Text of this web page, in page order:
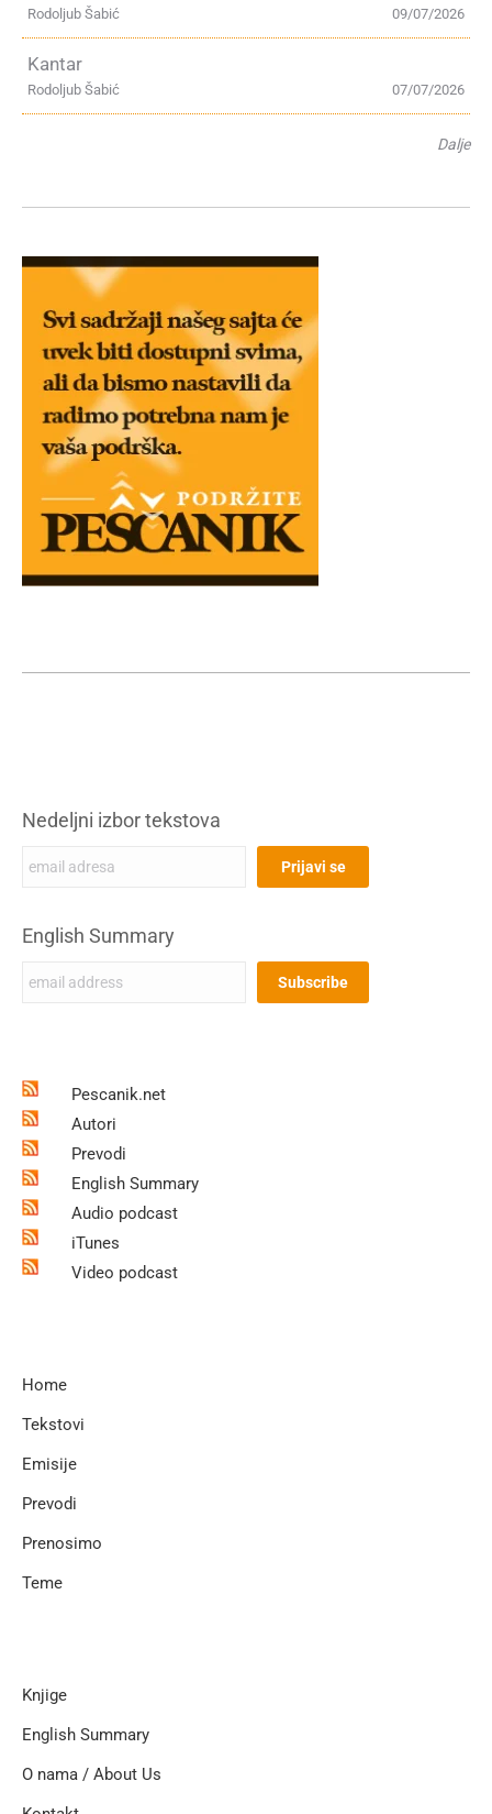
09/07/2026
Rodoljub Šabić
Kantar
07/07/2026
Rodoljub Šabić
Dalje
Nedeljni izbor tekstova
English Summary
Pescanik.net
Autori
Prevodi
English Summary
Audio podcast
iTunes
Video podcast
Home
Tekstovi
Emisije
Prevodi
Prenosimo
Teme
Knjige
English Summary
O nama / About Us